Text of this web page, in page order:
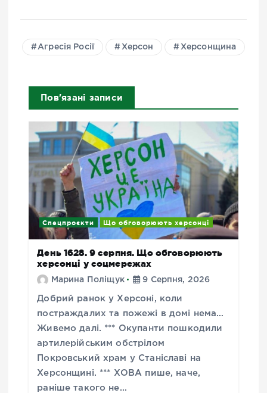
Агресія Росії Херсон Херсонщина
Пов'язані записи
Спецпроєкти Що обговорюють херсонці
День 1628. 9 серпня. Що обговорюють
херсонці у соцмережах
Марина Поліщук 9 Серпня, 2026
Добрий ранок у Херсоні, коли
постраждалих та пожежі в домі нема…
Живемо далі. *** Окупанти пошкодили
артилерійським обстрілом
Покровський храм у Станіславі на
Херсонщині. *** ХОВА пише, наче,
раніше такого не…